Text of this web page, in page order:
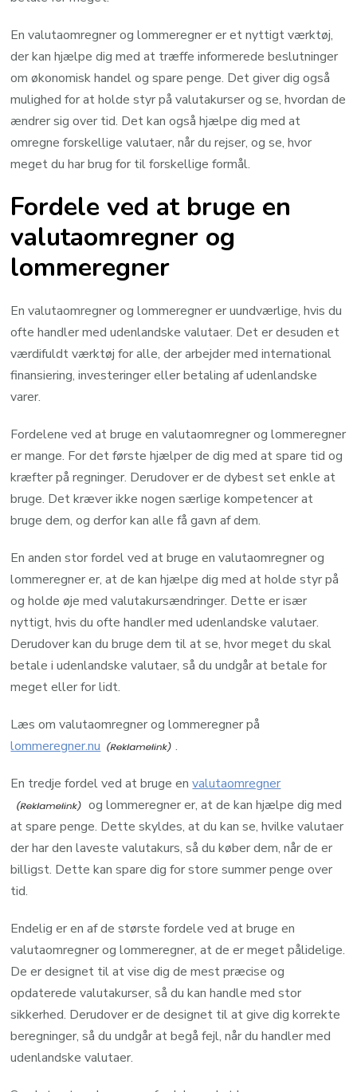
En valutaomregner og lommeregner er et nyttigt værktøj,
der kan hjælpe dig med at træffe informerede beslutninger
om økonomisk handel og spare penge. Det giver dig også
mulighed for at holde styr på valutakurser og se, hvordan de
ændrer sig over tid. Det kan også hjælpe dig med at
omregne forskellige valutaer, når du rejser, og se, hvor
meget du har brug for til forskellige formål.
Fordele ved at bruge en
valutaomregner og
lommeregner
En valutaomregner og lommeregner er uundværlige, hvis du
ofte handler med udenlandske valutaer. Det er desuden et
værdifuldt værktøj for alle, der arbejder med international
finansiering, investeringer eller betaling af udenlandske
varer.
Fordelene ved at bruge en valutaomregner og lommeregner
er mange. For det første hjælper de dig med at spare tid og
kræfter på regninger. Derudover er de dybest set enkle at
bruge. Det kræver ikke nogen særlige kompetencer at
bruge dem, og derfor kan alle få gavn af dem.
En anden stor fordel ved at bruge en valutaomregner og
lommeregner er, at de kan hjælpe dig med at holde styr på
og holde øje med valutakursændringer. Dette er især
nyttigt, hvis du ofte handler med udenlandske valutaer.
Derudover kan du bruge dem til at se, hvor meget du skal
betale i udenlandske valutaer, så du undgår at betale for
meget eller for lidt.
Læs om valutaomregner og lommeregner på
lommeregner.nu
.
En tredje fordel ved at bruge envalutaomregner
og lommeregner er, at de kan hjælpe dig med
at spare penge. Dette skyldes, at du kan se, hvilke valutaer
der har den laveste valutakurs, så du køber dem, når de er
billigst. Dette kan spare dig for store summer penge over
tid.
Endelig er en af de største fordele ved at bruge en
valutaomregner og lommeregner, at de er meget pålidelige.
De er designet til at vise dig de mest præcise og
opdaterede valutakurser, så du kan handle med stor
sikkerhed. Derudover er de designet til at give dig korrekte
beregninger, så du undgår at begå fejl, når du handler med
udenlandske valutaer.